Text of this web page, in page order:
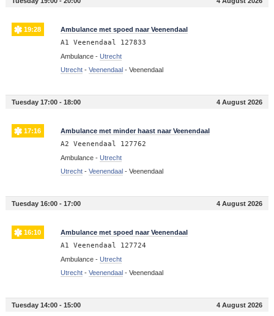
19:28 Ambulance met spoed naar Veenendaal
A1 Veenendaal 127833
Ambulance - Utrecht
Utrecht- Veenendaal - Veenendaal
Tuesday 17:00 - 18:00 4 August 2026
17:16 Ambulance met minder haast naar Veenendaal
A2 Veenendaal 127762
Ambulance - Utrecht
Utrecht- Veenendaal - Veenendaal
Tuesday 16:00 - 17:00 4 August 2026
16:10 Ambulance met spoed naar Veenendaal
A1 Veenendaal 127724
Ambulance - Utrecht
Utrecht- Veenendaal - Veenendaal
Tuesday 14:00 - 15:00 4 August 2026